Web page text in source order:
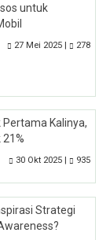
untuk
27 Mei 2025 | 278
Pertama Kalinya,
30 Okt 2025 | 935
Strategi